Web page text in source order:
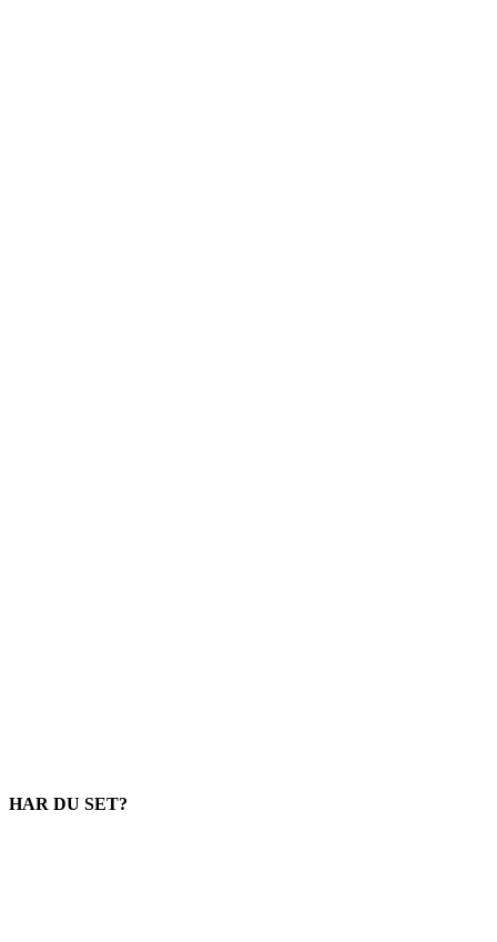
HAR DU SET?